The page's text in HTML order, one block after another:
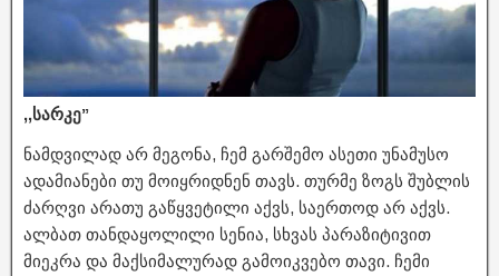
,,სარკე”
ნამდვილად არ მეგონა, ჩემ გარშემო ასეთი უნამუსო
ადამიანები თუ მოიყრიდნენ თავს. თურმე ზოგს შუბლის
ძარღვი არათუ გაწყვეტილი აქვს, საერთოდ არ აქვს.
ალბათ თანდაყოლილი სენია, სხვას პარაზიტივით
მიეკრა და მაქსიმალურად გამოიკვებო თავი. ჩემი